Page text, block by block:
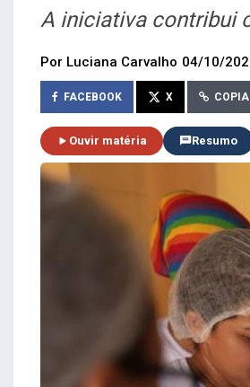
A iniciativa contribui
Por Luciana Carvalho 04/10/
FACEBOOK X
Ouvir matéria Resumo